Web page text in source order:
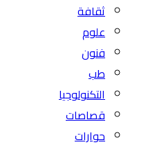
ثقافة
علوم
فنون
طب
التكنولوجيا
قصاصات
حوارات